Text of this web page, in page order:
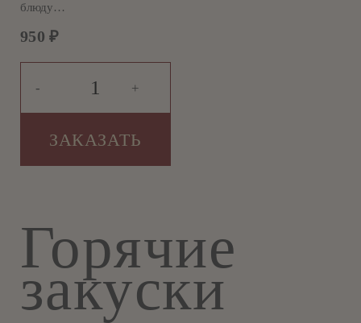
950 ₽
блюду…
- +
ЗАКАЗАТЬ
Горячие
закуски